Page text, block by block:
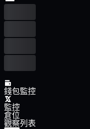
錢包監控
監控
倉位
觀察列表